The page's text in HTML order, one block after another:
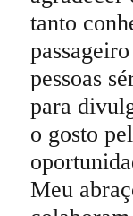
tanto
pessoas
para
o gosto
Meu